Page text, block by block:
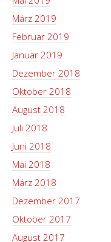
März 2019
Februar 2019
Januar 2019
Dezember 2018
Oktober 2018
August 2018
Juli 2018
Juni 2018
Mai 2018
März 2018
Dezember 2017
Oktober 2017
August 2017